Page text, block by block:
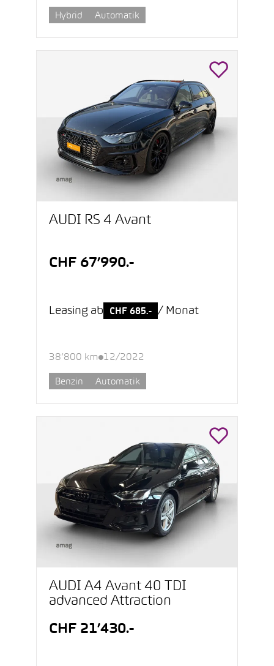
Hybrid Automatik
AUDI RS 4 Avant
CHF 67’990.-
Leasing ab CHF 685.- / Monat
38’800 km 12/2022
Benzin Automatik
AUDI A4 Avant 40 TDI
advanced Attraction
CHF 21’430.-